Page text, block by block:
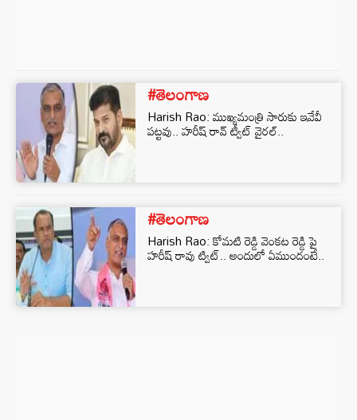
#తెలంగాణ
Harish Rao: ముఖ్యమంత్రి సారుకు ఇవేవీ
పట్టవు.. హరీష్‌ రావ్‌ ట్వీట్‌ వైరల్‌..
#తెలంగాణ
Harish Rao: కోమటి రెడ్డి వెంకట రెడ్డి పై
హరీష్‌ రావు ట్విట్‌.. అందులో ఏముందంటే..